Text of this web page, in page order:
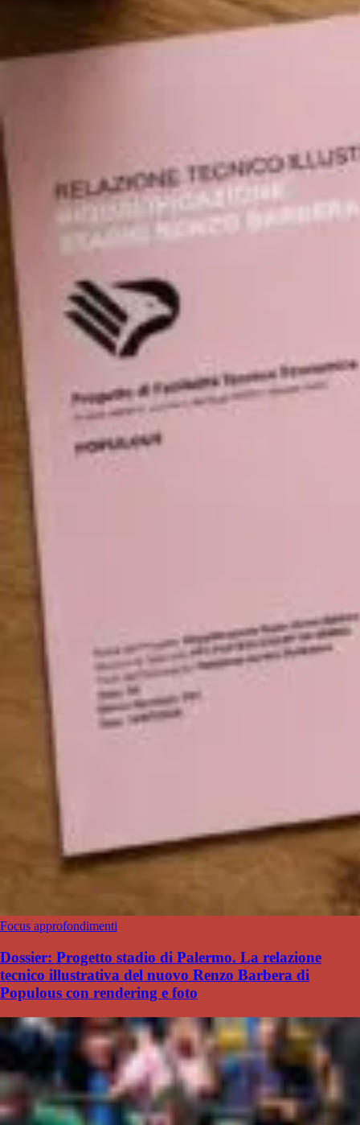
Focus approfondimenti
Dossier: Progetto stadio di Palermo. La relazione
tecnico illustrativa del nuovo Renzo Barbera di
Populous con rendering e foto